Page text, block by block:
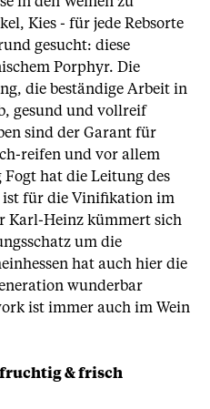
Kies - für jede Rebsorte
gesucht: diese
Porphyr. Die
die beständige Arbeit in
gesund und vollreif
sind der Garant für
reifen und vor allem
Fogt hat die Leitung des
ist für die Vinifikation im
Karl-Heinz kümmert sich
um die
hat auch hier die
wunderbar
ist immer auch im Wein
fruchtig & frisch